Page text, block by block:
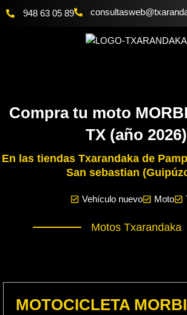
948 63 05 89 @bewsatlusnoc
Compra tu moto
TX (año 2026)
En las tiendas Txarandaka de
San sebastian
Vehículo nuevo Moto
Motos Txarandaka
MOTOCICLETA